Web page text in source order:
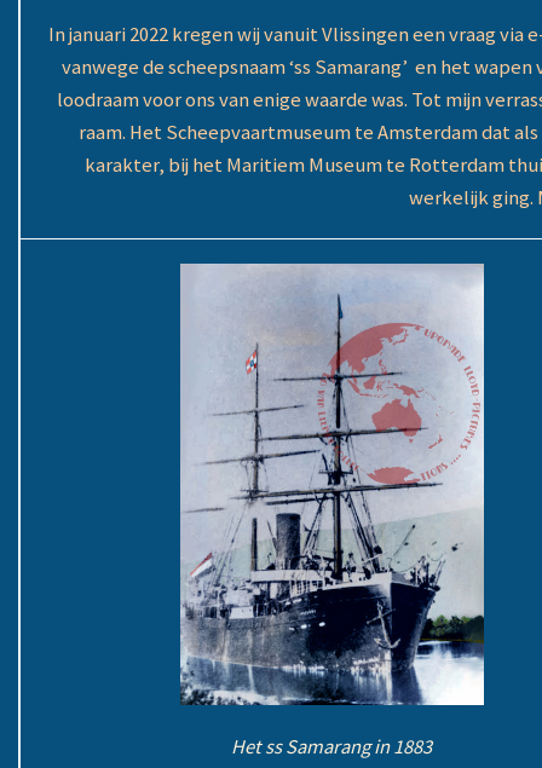
In januari 2022 kregen wij vanuit Vlissingen een vraag
vanwege de scheepsnaam ‘ss Samarang’ en het
loodraam voor ons van enige waarde was. Tot mijn
raam. Het Scheepvaartmuseum te Amsterdam dat
karakter, bij het Maritiem Museum te Rotterdam
werkelijk ging.
Het ss Samarang in 1883